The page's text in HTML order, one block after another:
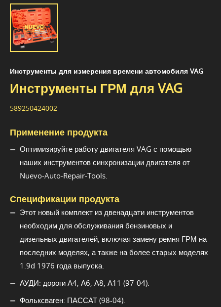
Инструменты для измерения времени автомобиля VAG
Инструменты ГРМ для VAG
589250424002
Применение продукта
Оптимизируйте работу двигателя VAG с помощью
наших инструментов синхронизации двигателя от
Nuevo-Auto-Repair-Tools.
Спецификации продукта
Этот новый комплект из двенадцати инструментов
необходим для обслуживания бензиновых и
дизельных двигателей, включая замену ремня ГРМ на
последних моделях, а также на более старых моделях
1.9d 1976 года выпуска.
АУДИ: дороги А4, А6, А8, А11 (97-04).
Фольксваген: ПАССАТ (98-04).